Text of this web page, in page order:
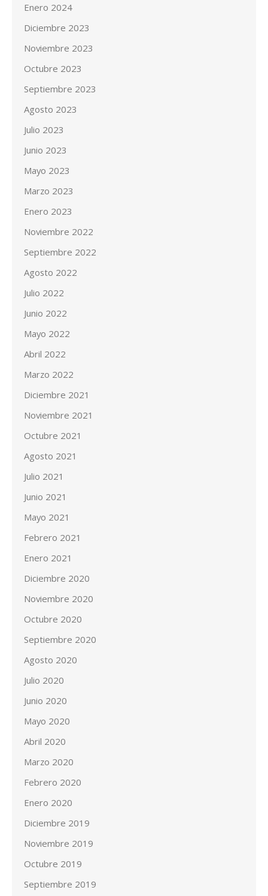
Enero 2024
Diciembre 2023
Noviembre 2023
Octubre 2023
Septiembre 2023
Agosto 2023
Julio 2023
Junio 2023
Mayo 2023
Marzo 2023
Enero 2023
Noviembre 2022
Septiembre 2022
Agosto 2022
Julio 2022
Junio 2022
Mayo 2022
Abril 2022
Marzo 2022
Diciembre 2021
Noviembre 2021
Octubre 2021
Agosto 2021
Julio 2021
Junio 2021
Mayo 2021
Febrero 2021
Enero 2021
Diciembre 2020
Noviembre 2020
Octubre 2020
Septiembre 2020
Agosto 2020
Julio 2020
Junio 2020
Mayo 2020
Abril 2020
Marzo 2020
Febrero 2020
Enero 2020
Diciembre 2019
Noviembre 2019
Octubre 2019
Septiembre 2019